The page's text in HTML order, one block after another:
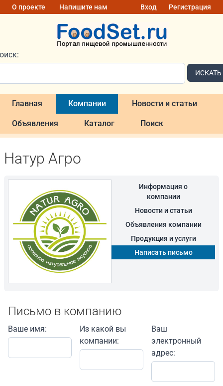
О проекте Напишите нам Вход Регистрация
ИСКАТЬ
Главная Компании Новости и статьи
Объявления Каталог Поиск
Натур Агро
Информация о
компании
Новости и статьи
Объявления компании
Продукция и услуги
Написать письмо
Письмо в компанию
Ваше имя:
Из какой вы
компании:
Ваш
электронный
адрес: